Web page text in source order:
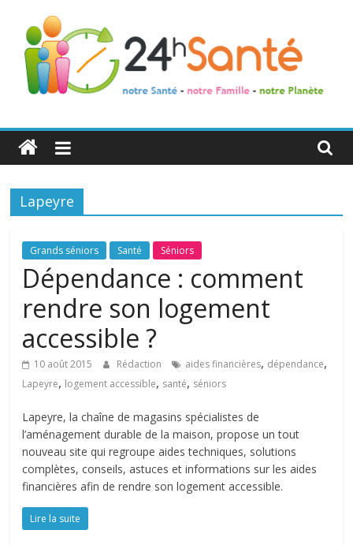
24h
Santé
La
de
toute
famille
Lapeyre
Grands séniors Santé Séniors
Dépendance : comment
rendre son logement
accessible ?
10 août 2015 Rédaction aides financières, dépendance,
Lapeyre, logement accessible, santé, séniors
Lapeyre, la chaîne de magasins spécialistes de
l’aménagement durable de la maison, propose un tout
nouveau site qui regroupe aides techniques, solutions
complètes, conseils, astuces et informations sur les aides
financières afin de rendre son logement accessible.
Lire la suite